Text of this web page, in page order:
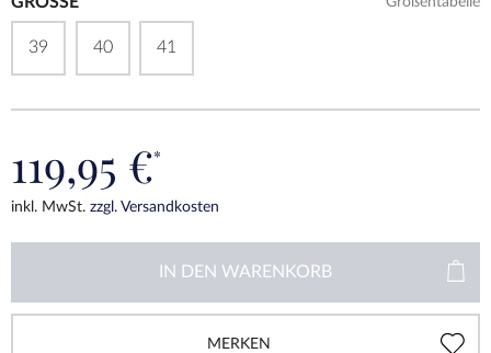
39 40 41
119,95 €*
inkl. MwSt. zzgl. Versandkosten
IN DEN WARENKORB
MERKEN